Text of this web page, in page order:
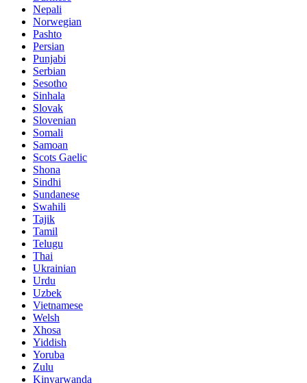
Nepali
Norwegian
Pashto
Persian
Punjabi
Serbian
Sesotho
Sinhala
Slovak
Slovenian
Somali
Samoan
Scots Gaelic
Shona
Sindhi
Sundanese
Swahili
Tajik
Tamil
Telugu
Thai
Ukrainian
Urdu
Uzbek
Vietnamese
Welsh
Xhosa
Yiddish
Yoruba
Zulu
Kinyarwanda